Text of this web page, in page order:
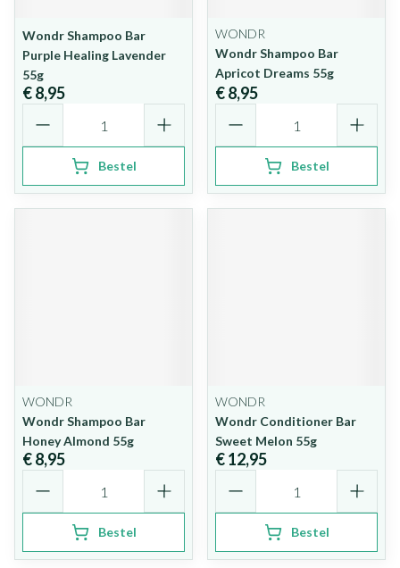
Wondr Shampoo Bar
Purple Healing Lavender
55g
€ 8,95
Bestel
WONDR
Wondr Shampoo Bar
Apricot Dreams 55g
€ 8,95
Bestel
WONDR
Wondr Shampoo Bar
Honey Almond 55g
€ 8,95
Bestel
WONDR
Wondr Conditioner Bar
Sweet Melon 55g
€ 12,95
Bestel